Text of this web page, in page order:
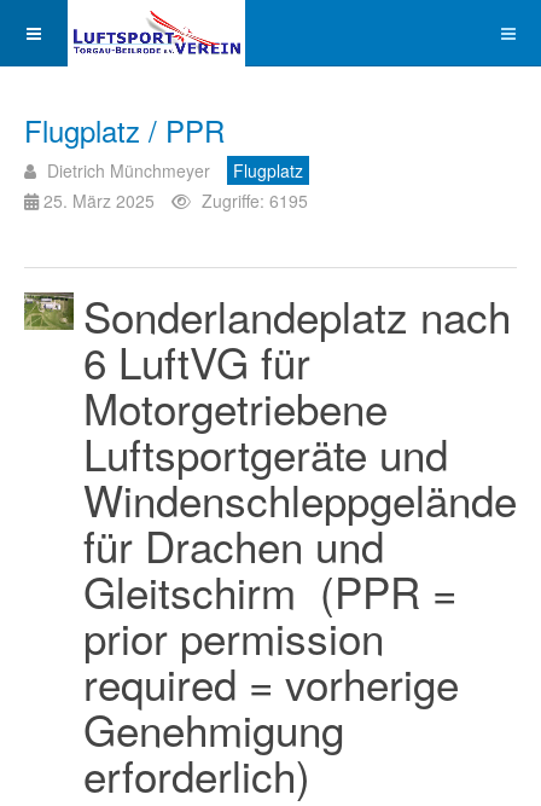
Flugplatz / PPR
Dietrich Münchmeyer
Flugplatz
25. März 2025
Zugriffe: 6195
Sonderlandeplatz nach
6 LuftVG für
Motorgetriebene
Luftsportgeräte und
Windenschleppgelände
für Drachen und
Gleitschirm (PPR =
prior permission
required = vorherige
Genehmigung
erforderlich)